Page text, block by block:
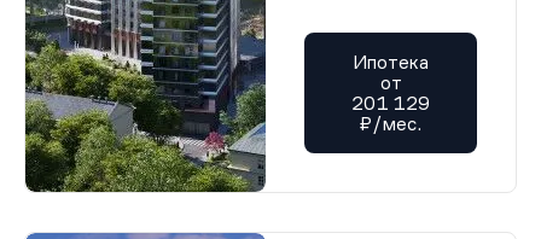
Ипотека
от
201 129
₽/мес.